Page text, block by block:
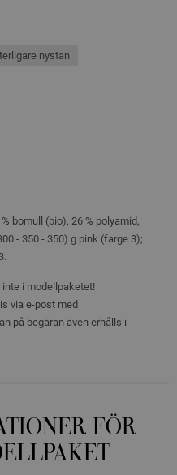
nystan
bomull (bio), 26 % polyamid,
- 350 - 350) g pink (farge 3);
i modellpaketet!
via e-post med
på begäran även erhålls i
FÖR